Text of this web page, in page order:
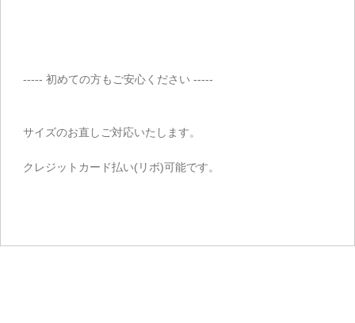
----- 初めての方もご安心ください -----
サイズのお直しご対応いたします。
クレジットカード払い(リボ)可能です。